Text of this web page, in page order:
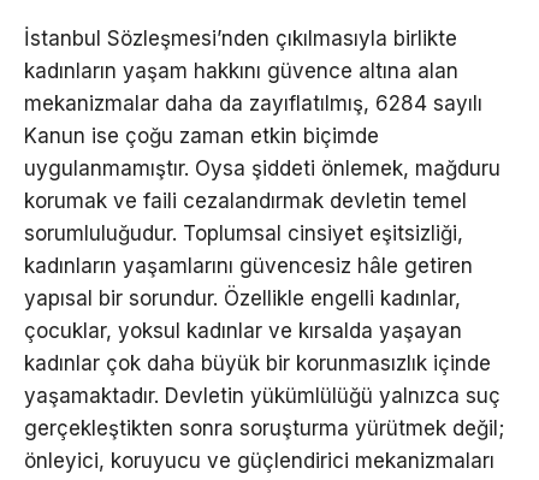
İstanbul Sözleşmesi’nden çıkılmasıyla birlikte
kadınların yaşam hakkını güvence altına alan
mekanizmalar daha da zayıflatılmış, 6284 sayılı
Kanun ise çoğu zaman etkin biçimde
uygulanmamıştır. Oysa şiddeti önlemek, mağduru
korumak ve faili cezalandırmak devletin temel
sorumluluğudur. Toplumsal cinsiyet eşitsizliği,
kadınların yaşamlarını güvencesiz hâle getiren
yapısal bir sorundur. Özellikle engelli kadınlar,
çocuklar, yoksul kadınlar ve kırsalda yaşayan
kadınlar çok daha büyük bir korunmasızlık içinde
yaşamaktadır. Devletin yükümlülüğü yalnızca suç
gerçekleştikten sonra soruşturma yürütmek değil;
önleyici, koruyucu ve güçlendirici mekanizmaları